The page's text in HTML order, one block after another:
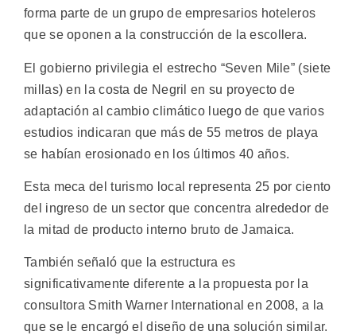
forma parte de un grupo de empresarios hoteleros
que se oponen a la construcción de la escollera.
El gobierno privilegia el estrecho “Seven Mile” (siete
millas) en la costa de Negril en su proyecto de
adaptación al cambio climático luego de que varios
estudios indicaran que más de 55 metros de playa
se habían erosionado en los últimos 40 años.
Esta meca del turismo local representa 25 por ciento
del ingreso de un sector que concentra alrededor de
la mitad de producto interno bruto de Jamaica.
También señaló que la estructura es
significativamente diferente a la propuesta por la
consultora Smith Warner International en 2008, a la
que se le encargó el diseño de una solución similar.